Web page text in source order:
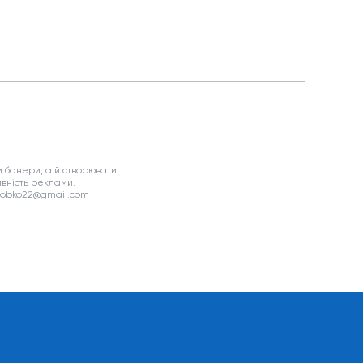
а й створювати
реклами.